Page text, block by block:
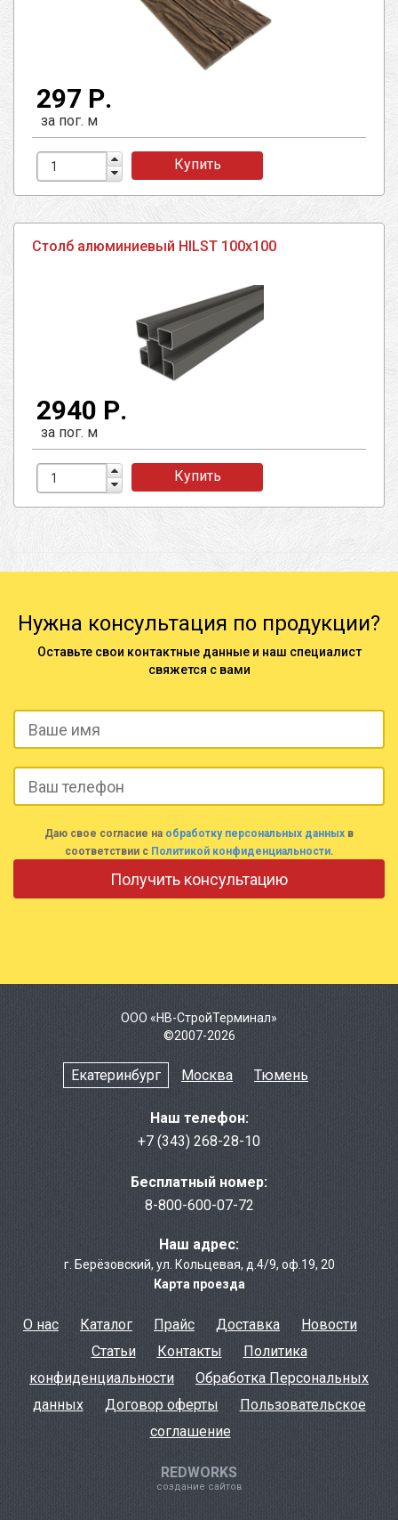
297 Р.
за пог. м
Купить
Столб алюминиевый HILST 100х100
2940 Р.
за пог. м
Купить
Нужна консультация по продукции?
Оставьте свои контактные данные и наш специалист
свяжется с вами
Даю свое согласие на обработку персональных данных в
соответствии с Политикой конфиденциальности.
ООО «НВ-СтройТерминал»
©2007-2026
Екатеринбург Москва Тюмень
Наш телефон:
+7 (343) 268-28-10
Бесплатный номер:
8-800-600-07-72
Наш адрес:
г. Берёзовcкий,ул. Кольцевая, д.4/9,оф.19, 20
Карта проезда
О нас Каталог Прайс Доставка
Новости
Статьи
Контакты
Политика
конфиденциальности
Обработка Персональных
данных
Договор оферты
Пользовательское
соглашение
REDWORKS
создание сайтов